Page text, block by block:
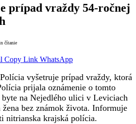
prípad vraždy 54-ročnej
čítanie
Copy Link WhatsApp
vyšetruje prípad vraždy, ktorá
prijala oznámenie o tomto
na Nejedlého ulici v Leviciach
žena bez známok života. Informuje
nitrianska krajská polícia.